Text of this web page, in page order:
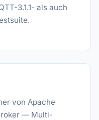
3.1.1- als auch
von Apache
— Multi-